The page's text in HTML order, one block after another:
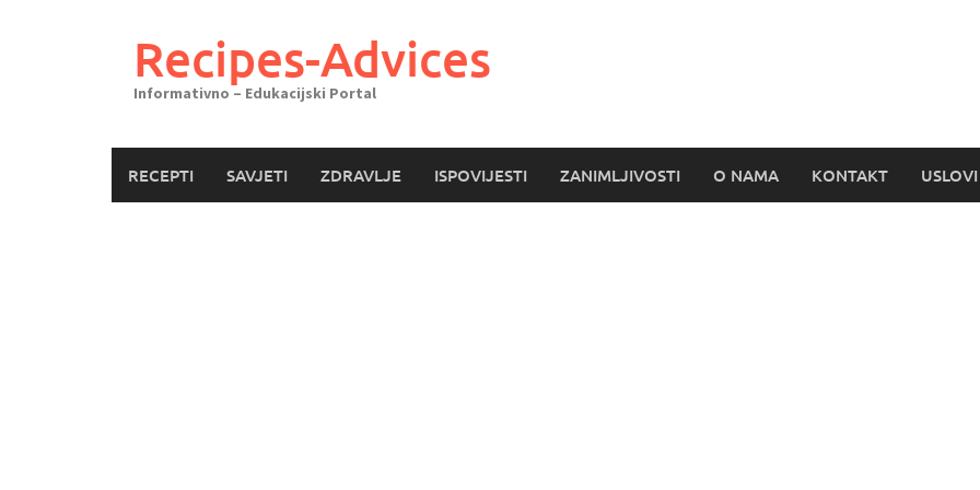
Recipes-Advices
Informativno – Edukacijski Portal
RECEPTI SAVJETI ZDRAVLJE ISPOVIJESTI ZANIMLJIVOSTI O NAMA KONTAKT